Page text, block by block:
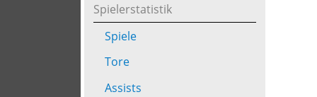
Spielerstatistik
Spiele
Tore
Assists